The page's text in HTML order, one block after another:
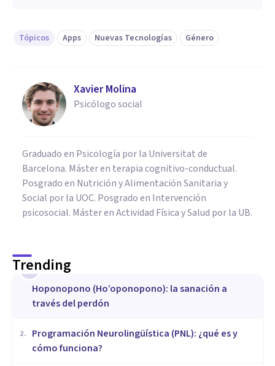
Tópicos Apps Nuevas Tecnologías Género
Xavier Molina
Psicólogo social
Graduado en Psicología por la Universitat de
Barcelona. Máster en terapia cognitivo-conductual.
Posgrado en Nutrición y Alimentación Sanitaria y
Social por la UOC. Posgrado en Intervención
psicosocial. Máster en Actividad Física y Salud por la UB.
Trending
1
Hoponopono (Ho’oponopono): la sanación a
través del perdón
2.
Programación Neurolingüística (PNL): ¿qué es y
cómo funciona?